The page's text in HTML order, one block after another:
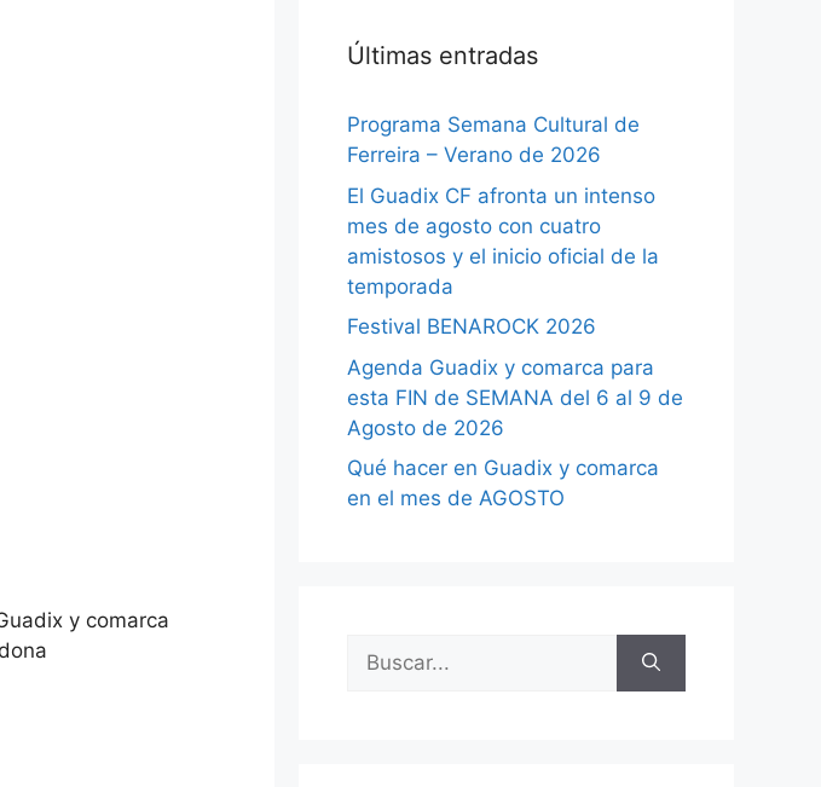
y comarca
Últimas entradas
Programa Semana Cultural de
Ferreira – Verano de 2026
El Guadix CF afronta un intenso
mes de agosto con cuatro
amistosos y el inicio oficial de la
temporada
Festival BENAROCK 2026
Agenda Guadix y comarca para
esta FIN de SEMANA del 6 al 9 de
Agosto de 2026
Qué hacer en Guadix y comarca
en el mes de AGOSTO
Buscar: